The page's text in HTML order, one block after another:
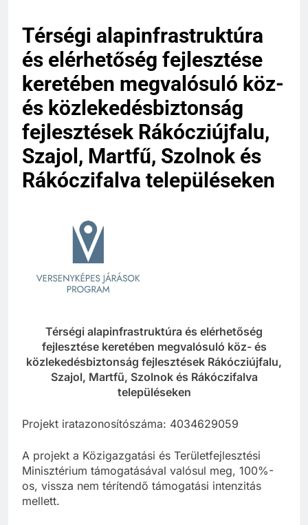
Térségi alapinfrastruktúra
és elérhetőség fejlesztése
keretében megvalósuló köz-
és közlekedésbiztonság
fejlesztések Rákócziújfalu,
Szajol, Martfű, Szolnok és
Rákóczifalva településeken
Térségi alapinfrastruktúra és elérhetőség
fejlesztése keretében megvalósuló köz- és
közlekedésbiztonság fejlesztések Rákócziújfalu,
Szajol, Martfű, Szolnok és Rákóczifalva
településeken
Projekt iratazonosítószáma: 4034629059
A projekt a Közigazgatási és Területfejlesztési
Minisztérium támogatásával valósul meg, 100%-
os, vissza nem térítendő támogatási intenzitás
mellett.